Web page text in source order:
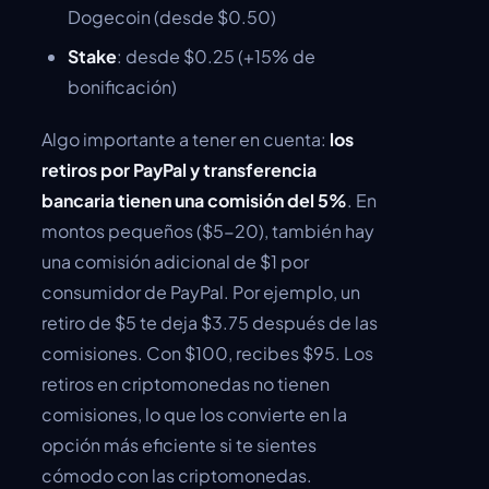
Dogecoin (desde $0.50)
Stake: desde $0.25 (+15% de
bonificación)
Algo importante a tener en cuenta: los
retiros por PayPal y transferencia
bancaria tienen una comisión del 5%. En
montos pequeños ($5-20), también hay
una comisión adicional de $1 por
consumidor de PayPal. Por ejemplo, un
retiro de $5 te deja $3.75 después de las
comisiones. Con $100, recibes $95. Los
retiros en criptomonedas no tienen
comisiones, lo que los convierte en la
opción más eficiente si te sientes
cómodo con las criptomonedas.